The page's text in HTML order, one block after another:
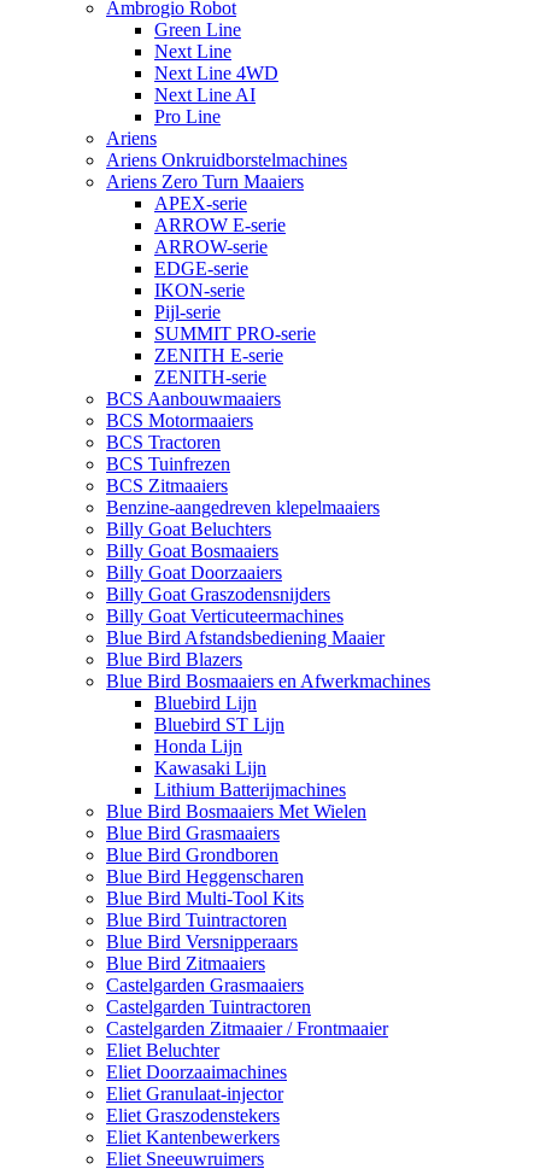
Ambrogio Robot
Green Line
Next Line
Next Line 4WD
Next Line AI
Pro Line
Ariens
Ariens Onkruidborstelmachines
Ariens Zero Turn Maaiers
APEX-serie
ARROW E-serie
ARROW-serie
EDGE-serie
IKON-serie
Pijl-serie
SUMMIT PRO-serie
ZENITH E-serie
ZENITH-serie
BCS Aanbouwmaaiers
BCS Motormaaiers
BCS Tractoren
BCS Tuinfrezen
BCS Zitmaaiers
Benzine-aangedreven klepelmaaiers
Billy Goat Beluchters
Billy Goat Bosmaaiers
Billy Goat Doorzaaiers
Billy Goat Graszodensnijders
Billy Goat Verticuteermachines
Blue Bird Afstandsbediening Maaier
Blue Bird Blazers
Blue Bird Bosmaaiers en Afwerkmachines
Bluebird Lijn
Bluebird ST Lijn
Honda Lijn
Kawasaki Lijn
Lithium Batterijmachines
Blue Bird Bosmaaiers Met Wielen
Blue Bird Grasmaaiers
Blue Bird Grondboren
Blue Bird Heggenscharen
Blue Bird Multi-Tool Kits
Blue Bird Tuintractoren
Blue Bird Versnipperaars
Blue Bird Zitmaaiers
Castelgarden Grasmaaiers
Castelgarden Tuintractoren
Castelgarden Zitmaaier / Frontmaaier
Eliet Beluchter
Eliet Doorzaaimachines
Eliet Granulaat-injector
Eliet Graszodenstekers
Eliet Kantenbewerkers
Eliet Sneeuwruimers